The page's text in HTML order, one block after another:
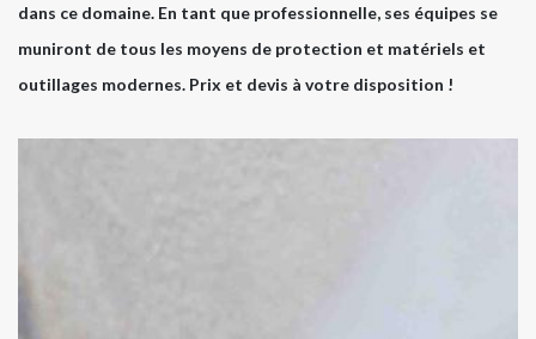
dans ce domaine. En tant que professionnelle, ses équipes se
muniront de tous les moyens de protection et matériels et
outillages modernes. Prix et devis à votre disposition !